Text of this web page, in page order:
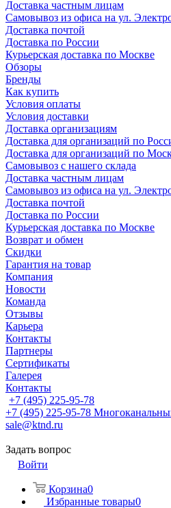
Доставка частным лицам
Самовывоз из офиса на ул.
Доставка почтой
Доставка по России
Курьерская доставка по Москве
Обзоры
Бренды
Как купить
Условия оплаты
Условия доставки
Доставка организациям
Доставка для организаций по
Доставка для организаций по
Самовывоз с нашего склада
Доставка частным лицам
Самовывоз из офиса на ул.
Доставка почтой
Доставка по России
Курьерская доставка по Москве
Возврат и обмен
Скидки
Гарантия на товар
Компания
Новости
Команда
Отзывы
Карьера
Контакты
Партнеры
Сертификаты
Галерея
Контакты
+7 (495) 225-95-78
+7 (495) 225-95-78
sale@ktnd.ru
Задать вопрос
Войти
Корзина0
Избранные товары0